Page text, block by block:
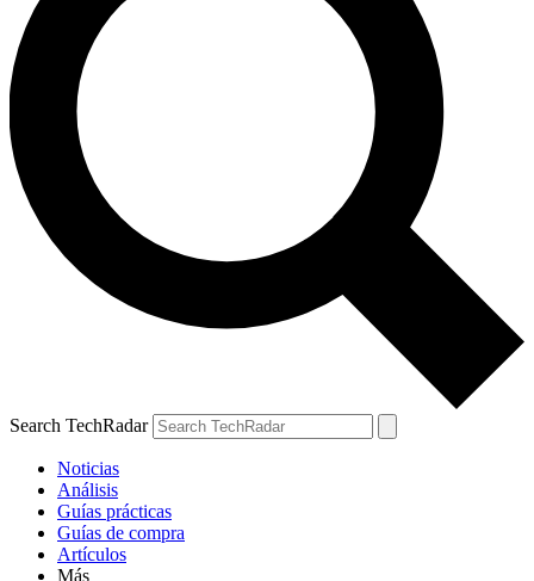
Search TechRadar
Noticias
Análisis
Guías prácticas
Guías de compra
Artículos
Más